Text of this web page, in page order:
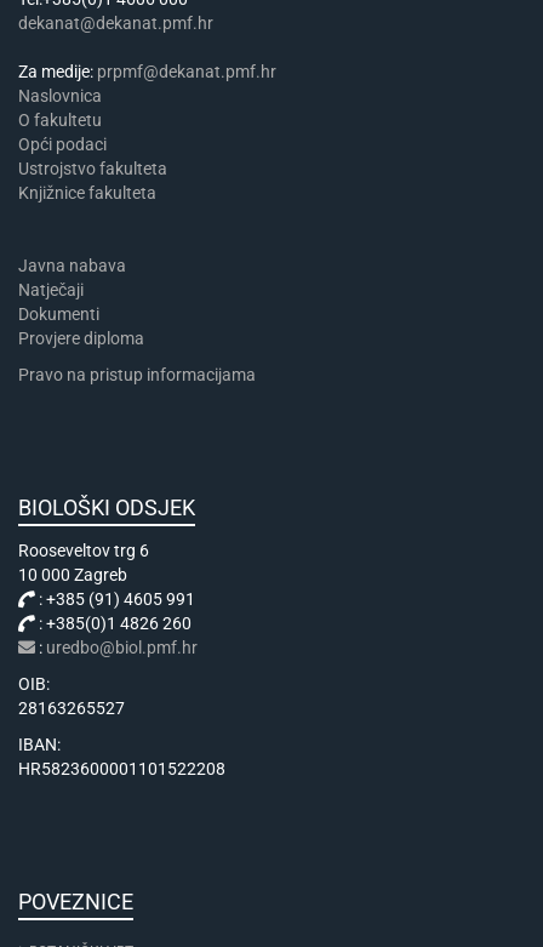
dekanat@dekanat.pmf.hr
Za medije: prpmf@dekanat.pmf.hr
Naslovnica
​​​O fakultetu
Opći podaci
Ustrojstvo fakulteta
Knjižnice fakulteta
Javna nabava
Natječaji
Dokumenti
Provjere diploma
Pravo na pristup informacijama
BIOLOŠKI ODSJEK
Rooseveltov trg 6
10 000 Zagreb
: +385 (91) 4605 991
: +385(0)1 4826 260
: uredbo@biol.pmf.hr
OIB:
28163265527
IBAN:
HR5823600001101522208
POVEZNICE